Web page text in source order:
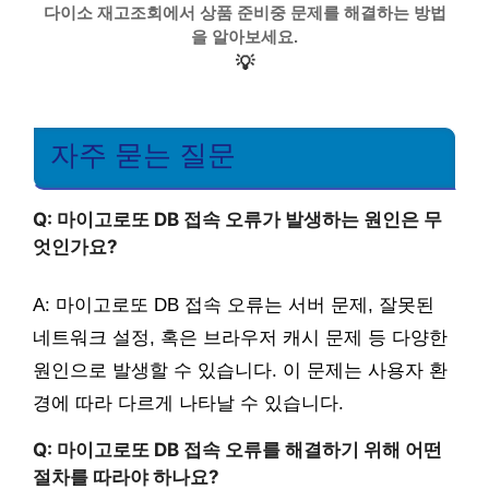
다이소 재고조회에서 상품 준비중 문제를 해결하는 방법
을 알아보세요.
💡
자주 묻는 질문
Q: 마이고로또 DB 접속 오류가 발생하는 원인은 무
엇인가요?
A: 마이고로또 DB 접속 오류는 서버 문제, 잘못된
네트워크 설정, 혹은 브라우저 캐시 문제 등 다양한
원인으로 발생할 수 있습니다. 이 문제는 사용자 환
경에 따라 다르게 나타날 수 있습니다.
Q: 마이고로또 DB 접속 오류를 해결하기 위해 어떤
절차를 따라야 하나요?